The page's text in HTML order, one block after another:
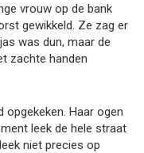
vrouw op de bank
gewikkeld. Ze zag er
was dun, maar de
zachte handen
opgekeken. Haar ogen
leek de hele straat
niet precies op